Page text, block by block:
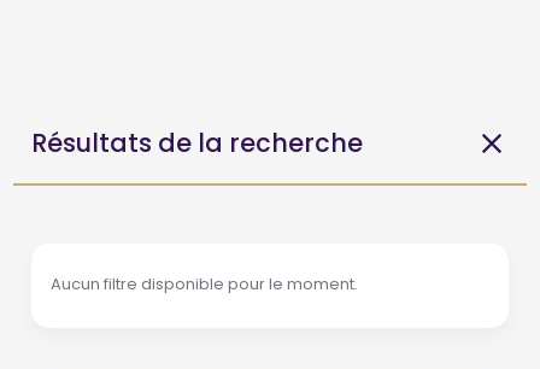
Résultats de la recherche
Aucun filtre disponible pour le moment.